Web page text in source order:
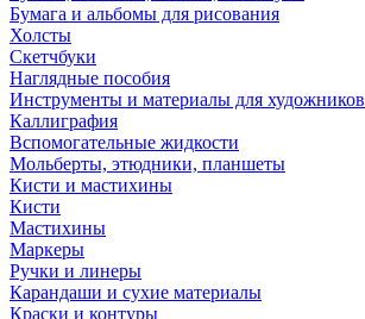
Бумага и альбомы для рисования
Холсты
Скетчбуки
Наглядные пособия
Инструменты и материалы для художников
Каллиграфия
Вспомогательные жидкости
Мольберты, этюдники, планшеты
Кисти и мастихины
Кисти
Мастихины
Маркеры
Ручки и линеры
Карандаши и сухие материалы
Краски и контуры